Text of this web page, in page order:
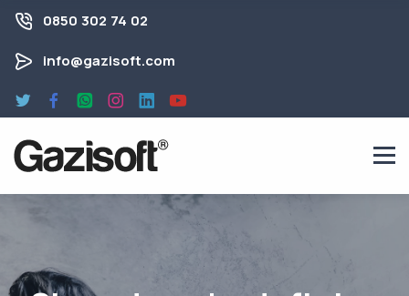
0850 302 74 02
info@gazisoft.com